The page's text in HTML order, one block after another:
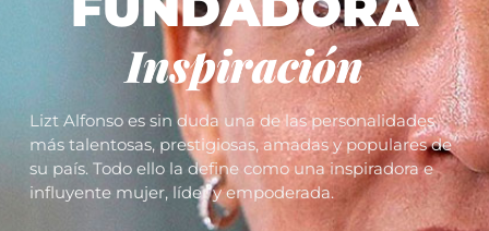
Inspiración
Lizt Alfonso es sin duda una de las personalidades
más talentosas, prestigiosas, amadas y populares de
su país. Todo ello la define como una inspiradora e
influyente mujer, líder y empoderada.